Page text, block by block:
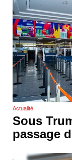
Actualité
Sous
passage